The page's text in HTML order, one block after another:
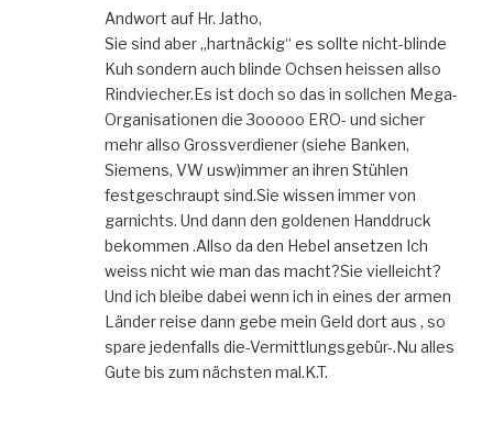
Andwort auf Hr. Jatho,
Sie sind aber „hartnäckig“ es sollte nicht-blinde
Kuh sondern auch blinde Ochsen heissen allso
Rindviecher.Es ist doch so das in sollchen Mega-
Organisationen die 3ooooo ERO- und sicher
mehr allso Grossverdiener (siehe Banken,
Siemens, VW usw)immer an ihren Stühlen
festgeschraupt sind.Sie wissen immer von
garnichts. Und dann den goldenen Handdruck
bekommen .Allso da den Hebel ansetzen Ich
weiss nicht wie man das macht?Sie vielleicht?
Und ich bleibe dabei wenn ich in eines der armen
Länder reise dann gebe mein Geld dort aus , so
spare jedenfalls die-Vermittlungsgebür-.Nu alles
Gute bis zum nächsten mal.K.T.